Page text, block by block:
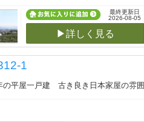
最終更新日
2026-08-05
▶詳しく見る
1
平屋一戸建 古き良き日本家屋の雰囲